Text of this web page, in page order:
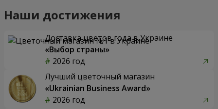
Наши достижения
Доставка цветов года в Украине
«Выбор страны»
2026 год
Лучший цветочный магазин
«Ukrainian Business Award»
2026 год